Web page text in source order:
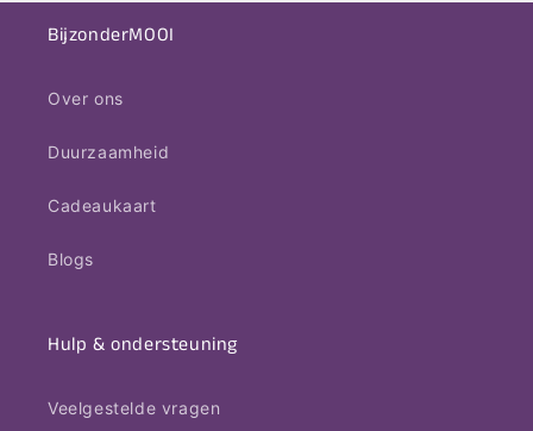
BijzonderMOOI
Over ons
Duurzaamheid
Cadeaukaart
Blogs
Hulp & ondersteuning
Veelgestelde vragen